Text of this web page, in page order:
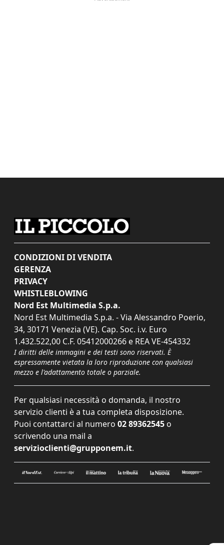
CONDIZIONI DI VENDITA
GERENZA
PRIVACY
WHISTLEBLOWING
Nord Est Multimedia S.p.a.
Nord Est Multimedia S.p.a. - Via Alessandro Poerio,
34, 30171 Venezia (VE). Cap. Soc. i.v. Euro
1.432.522,00 C.F. 05412000266 e REA VE-454332
I diritti delle immagini e dei testi sono riservati. È
espressamente vietata la loro riproduzione con qualsiasi
mezzo e l'adattamento totale o parziale.
Per qualsiasi necessità o domanda, il nostro
servizio clienti è a tua completa disposizione.
Puoi contattarci al numero 02 89362545 o
scrivendo una mail a
servizioclienti@grupponem.it.